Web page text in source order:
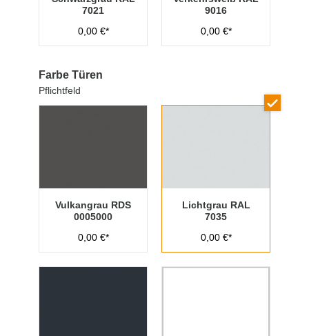
7021
0,00 €*
9016
0,00 €*
Farbe Türen
Pflichtfeld
Vulkangrau RDS
0005000
0,00 €*
Lichtgrau RAL
7035
0,00 €*